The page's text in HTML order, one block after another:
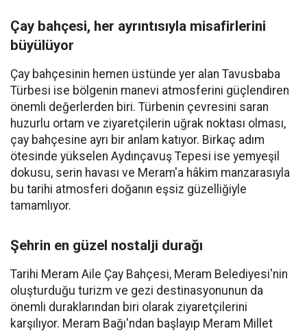
Çay bahçesi, her ayrıntısıyla misafirlerini
büyülüyor
Çay bahçesinin hemen üstünde yer alan Tavusbaba
Türbesi ise bölgenin manevi atmosferini güçlendiren
önemli değerlerden biri. Türbenin çevresini saran
huzurlu ortam ve ziyaretçilerin uğrak noktası olması,
çay bahçesine ayrı bir anlam katıyor. Birkaç adım
ötesinde yükselen Aydınçavuş Tepesi ise yemyeşil
dokusu, serin havası ve Meram'a hâkim manzarasıyla
bu tarihi atmosferi doğanın eşsiz güzelliğiyle
tamamlıyor.
Şehrin en güzel nostalji durağı
Tarihi Meram Aile Çay Bahçesi, Meram Belediyesi'nin
oluşturduğu turizm ve gezi destinasyonunun da
önemli duraklarından biri olarak ziyaretçilerini
karşılıyor. Meram Bağı'ndan başlayıp Meram Millet